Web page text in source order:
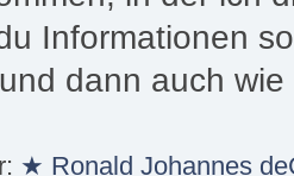
Informationen
dann auch
★ Ronald Johannes